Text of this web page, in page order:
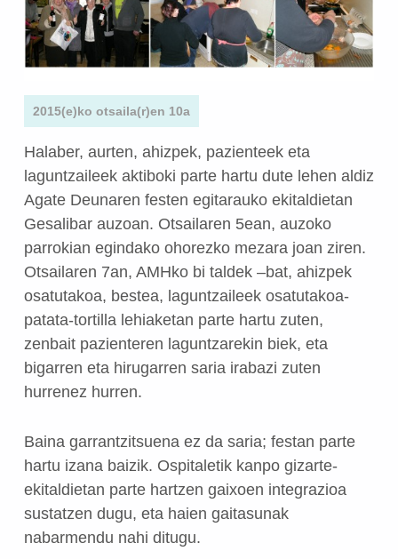
2015(e)ko otsaila(r)en 10a
Halaber, aurten, ahizpek, pazienteek eta
laguntzaileek aktiboki parte hartu dute lehen aldiz
Agate Deunaren festen egitarauko ekitaldietan
Gesalibar auzoan. Otsailaren 5ean, auzoko
parrokian egindako ohorezko mezara joan ziren.
Otsailaren 7an, AMHko bi taldek –bat, ahizpek
osatutakoa, bestea, laguntzaileek osatutakoa-
patata-tortilla lehiaketan parte hartu zuten,
zenbait pazienteren laguntzarekin biek, eta
bigarren eta hirugarren saria irabazi zuten
hurrenez hurren.
Baina garrantzitsuena ez da saria; festan parte
hartu izana baizik. Ospitaletik kanpo gizarte-
ekitaldietan parte hartzen gaixoen integrazioa
sustatzen dugu, eta haien gaitasunak
nabarmendu nahi ditugu.